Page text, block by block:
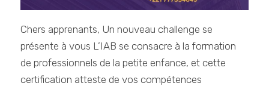
Chers apprenants, Un nouveau challenge se
présente à vous L’IAB se consacre à la formation
de professionnels de la petite enfance, et cette
certification atteste de vos compétences